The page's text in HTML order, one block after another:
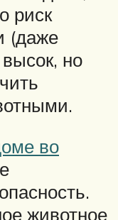
риск
(даже
но
во
животное